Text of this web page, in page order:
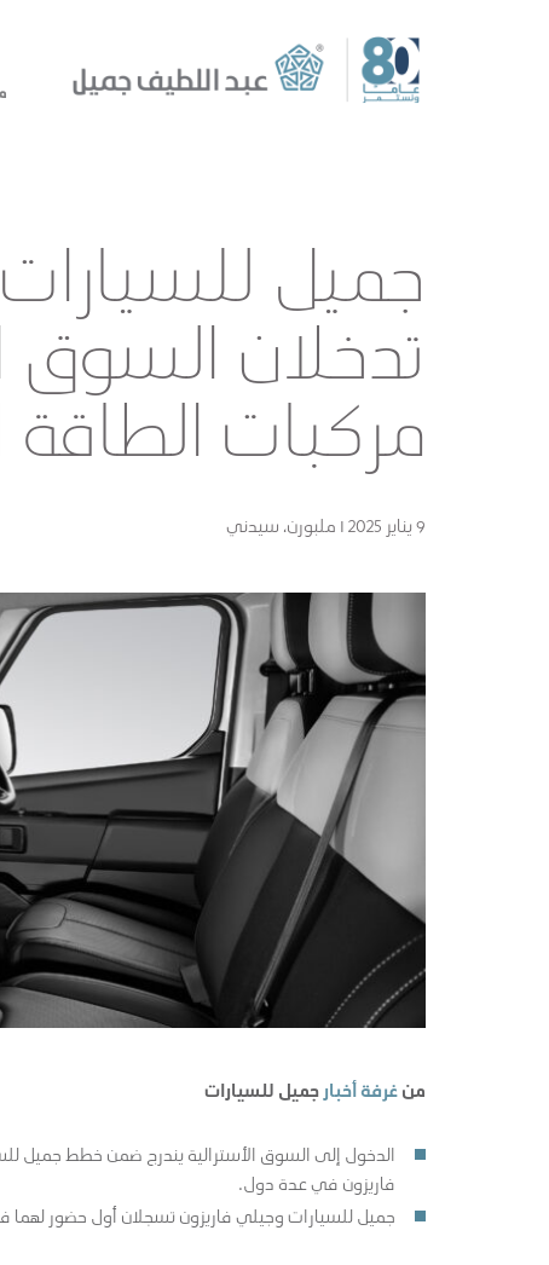
جميل
تدخلان السوق
مركبات الطاقة
9 يناير 2025 I ملبورن، سيدني
منغرفة أخبار جميل للسيارات
الدخول إلى السوق الأسترالية يندرج ضمن خطط جميل
فاريزون في عدة دول.
جميل للسيارات وجيلي فاريزون تسجلان أول حضور لهما